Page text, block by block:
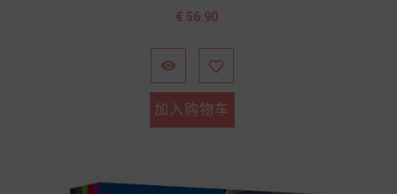
价
€ 56.90
 
加入购物车